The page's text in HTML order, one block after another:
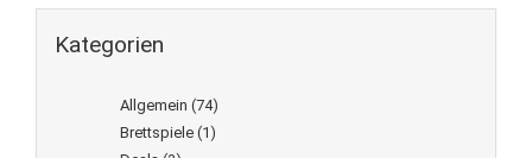
Kategorien
Allgemein (74)
Brettspiele (1)